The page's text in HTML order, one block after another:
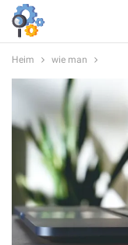
Heim wie man